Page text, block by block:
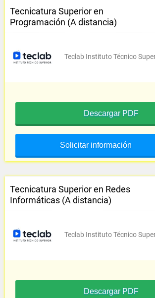
Tecnicatura Superior en
Programación (A distancia)
Teclab Instituto Técnico
Descargar PDF
Solicitar información
Tecnicatura Superior en Redes
Informáticas (A distancia)
Teclab Instituto Técnico
Descargar PDF